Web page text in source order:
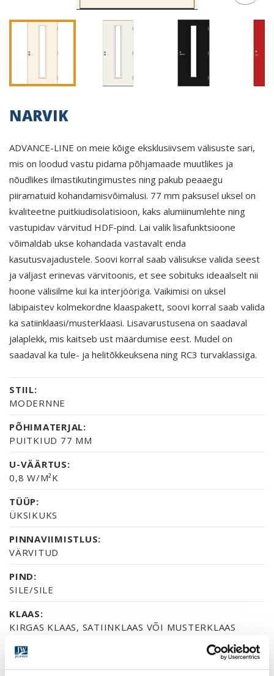
NARVIK
ADVANCE-LINE on meie kõige eksklusiivsem välisuste sari,
mis on loodud vastu pidama põhjamaade muutlikes ja
nõudlikes ilmastikutingimustes ning pakub peaaegu
piiramatuid kohandamisvõimalusi. 77 mm paksusel uksel on
kvaliteetne puitkiudisolatisioon, kaks alumiinumlehte ning
vastupidav värvitud HDF-pind. Lai valik lisafunktsioone
võimaldab ukse kohandada vastavalt enda
kasutusvajadustele. Soovi korral saab välisukse valida seest
ja väljast erinevas värvitoonis, et see sobituks ideaalselt nii
hoone välisilme kui ka interjööriga. Vaikimisi on uksel
läbipaistev kolmekordne klaaspakett, soovi korral saab valida
ka satiinklaasi/musterklaasi. Lisavarustusena on saadaval
jalaplekk, mis kaitseb ust määrdumise eest. Mudel on
saadaval ka tule- ja helitõkkeuksena ning RC3 turvaklassiga.
STIIL:
MODERNNE
PÕHIMATERJAL:
PUITKIUD 77 MM
U-VÄÄRTUS:
0,8 W/M²K
TÜÜP:
ÜKSIKUKS
PINNAVIIMISTLUS:
VÄRVITUD
PIND:
SILE/SILE
KLAAS:
KIRGAS KLAAS, SATIINKLAAS VÕI MUSTERKLAAS